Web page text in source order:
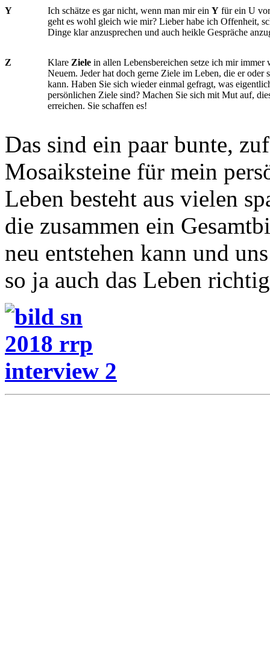
Y Ich schätze es gar nicht, wenn man mir ein Y für ein U
geht es wohl gleich wie mir? Lieber habe ich Offenheit,
Dinge klar anzusprechen und auch heikle Gespräche
Z Klare Ziele in allen Lebensbereichen setze ich mir immer
Neuem. Jeder hat doch gerne Ziele im Leben, die er oder
kann. Haben Sie sich wieder einmal gefragt, was
persönlichen Ziele sind? Machen Sie sich mit Mut auf,
erreichen. Sie schaffen es!
Das sind ein paar bunte,
Mosaiksteine für mein
Leben besteht aus vielen
die zusammen ein
neu entstehen kann und
so ja auch das Leben